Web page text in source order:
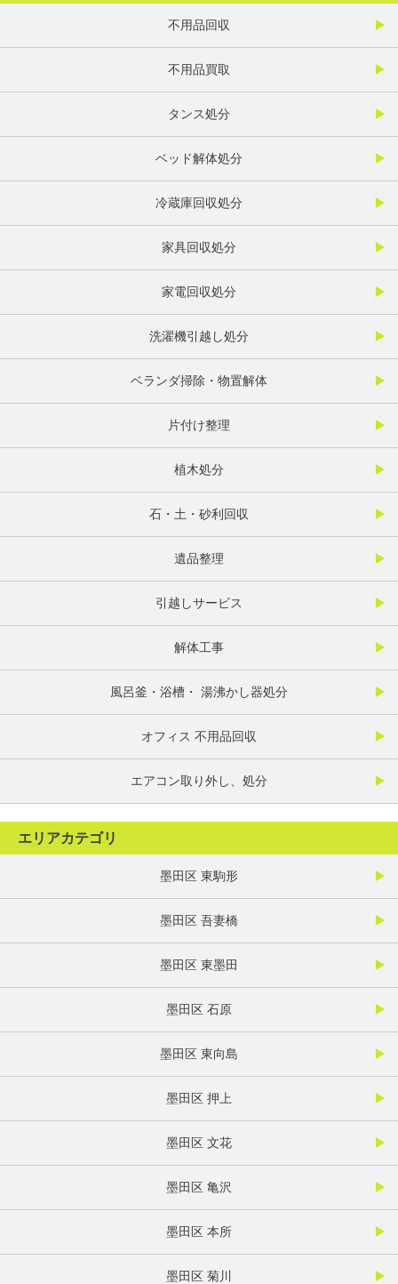
不用品回収
不用品買取
タンス処分
ベッド解体処分
冷蔵庫回収処分
家具回収処分
家電回収処分
洗濯機引越し処分
ベランダ掃除・物置解体
片付け整理
植木処分
石・土・砂利回収
遺品整理
引越しサービス
解体工事
風呂釜・浴槽・ 湯沸かし器処分
オフィス 不用品回収
エアコン取り外し、処分
エリアカテゴリ
墨田区 東駒形
墨田区 吾妻橋
墨田区 東墨田
墨田区 石原
墨田区 東向島
墨田区 押上
墨田区 文花
墨田区 亀沢
墨田区 本所
墨田区 菊川